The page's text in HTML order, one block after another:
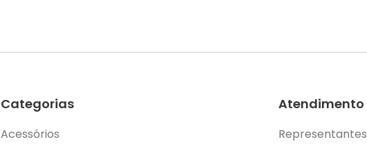
Categorias
Acessórios
Atendimento
Representantes